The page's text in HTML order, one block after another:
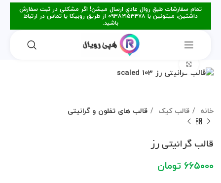
تمام سفارشات طبق روال عادی ارسال میشن! اگر مشکلی در ثبت سفارش
داشتین، میتونین با ۰۹۳۸۲۱۵۳۴۷۸ از طریق روبیکا یا تماس در ارتباط
باشید.
خانه قالب کیک قالب های تفلون و گرانیتی
قالب گرانیتی رز
۶۶۵۰۰۰ تومان